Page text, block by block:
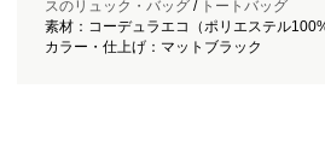
スのリュック・バッグ/ トートバッグ
素材：コーデュラエコ（ポリエステル
カラー・仕上げ：マットブラック